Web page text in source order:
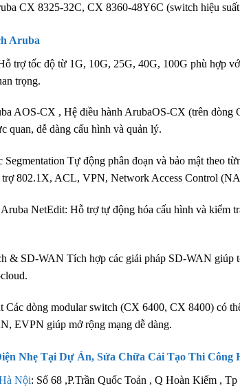
CX 8325-32C, CX 8360-48Y6C (switch hiệu
Aruba
trợ tốc độ từ 1G, 10G, 25G, 40G, 100G phù hợp
trọng.
AOS-CX , Hệ điều hành ArubaOS-CX (trên dòng
quan, dễ dàng cấu hình và quản lý.
Tự động phân đoạn và bảo mật theo
trợ 802.1X, ACL, VPN, Network Access Control
NetEdit: Hỗ trợ tự động hóa cấu hình và kiểm
& SD-WAN Tích hợp các giải pháp SD-WAN giúp
dòng modular switch (CX 6400, CX 8400) có
EVPN giúp mở rộng mạng dễ dàng.
Nhẹ Tại Dự Án, Sửa Chữa Cải Tạo Thi Công
Nội: Số 68 ,P.Trần Quốc Toản , Q Hoàn Kiếm ,